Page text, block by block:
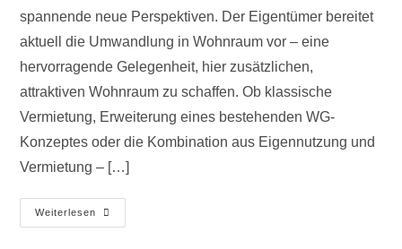
spannende neue Perspektiven. Der Eigentümer bereitet
aktuell die Umwandlung in Wohnraum vor – eine
hervorragende Gelegenheit, hier zusätzlichen,
attraktiven Wohnraum zu schaffen. Ob klassische
Vermietung, Erweiterung eines bestehenden WG-
Konzeptes oder die Kombination aus Eigennutzung und
Vermietung – […]
Weiterlesen